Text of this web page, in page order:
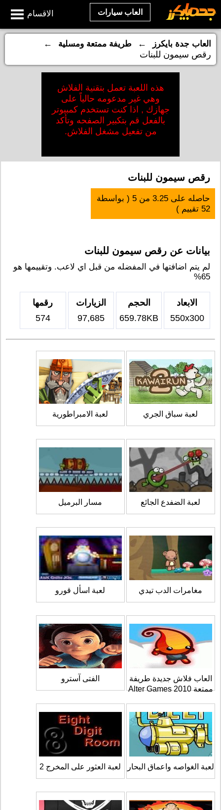
الاقسام العاب سيارات
العاب جدة بايكرز ← طريفة ممتعة ومسلية
←
رقص سيمون للبنات
هذه اللعبة تعمل بتقنية الفلاش
وهي غير مدعومه حالياً على
جهازك , اذا كنت تستخدم كمبيوتر
بالفعل قم بتكبير الصفحه وتأكد
من تفعيل مشغل الفلاش.
رقص سيمون للبنات
حاصله على3.25 من5 ( بواسطة
52 تقييم )
بيانات عن رقص سيمون للبنات
لم يتم اضافتها في المفضله من قبل اي لاعب. وتقييمها هو
65%
الابعاد
550x300
الحجم
659.78KB
الزيارات
97,685
رقمها
574
لعبة سباق الجري لعبة الامبراطورية
لعبة الضفدع الجائع مسار البرميل
مغامرات الدب تيدي لعبة اسأل قورو
العاب فلاش جديدة طريفة
ممتعة 2010 Alter Games
الفتى آسترو
لعبة الغواصه واعماق البحار لعبة العثور على المخرج 2